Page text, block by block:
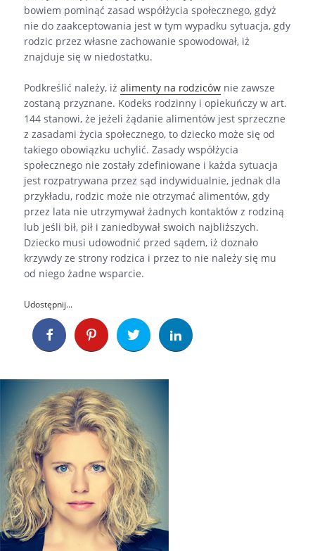
bowiem pominąć zasad współżycia społecznego, gdyż
nie do zaakceptowania jest w tym wypadku sytuacja, gdy
rodzic przez własne zachowanie spowodował, iż
znajduje się w niedostatku.
Podkreślić należy, iżalimenty na rodziców nie zawsze
zostaną przyznane. Kodeks rodzinny i opiekuńczy w art.
144 stanowi, że jeżeli żądanie alimentów jest sprzeczne
z zasadami życia społecznego, to dziecko może się od
takiego obowiązku uchylić. Zasady współżycia
społecznego nie zostały zdefiniowane i każda sytuacja
jest rozpatrywana przez sąd indywidualnie, jednak dla
przykładu, rodzic może nie otrzymać alimentów, gdy
przez lata nie utrzymywał żadnych kontaktów z rodziną
lub jeśli bił, pił i zaniedbywał swoich najbliższych.
Dziecko musi udowodnić przed sądem, iż doznało
krzywdy ze strony rodzica i przez to nie należy się mu
od niego żadne wsparcie.
Udostępnij...